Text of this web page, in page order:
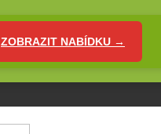
ZOBRAZIT NABÍDKU →